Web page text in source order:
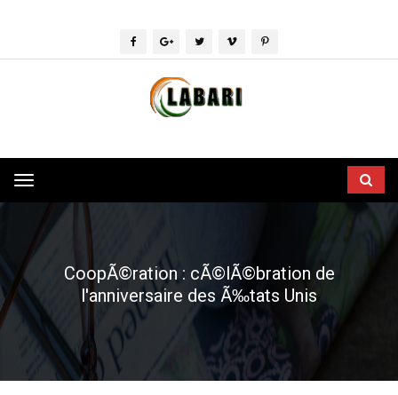
Toggle
navigation
CoopÃ©ration : cÃ©lÃ©bration de
l'anniversaire des Ã‰tats Unis